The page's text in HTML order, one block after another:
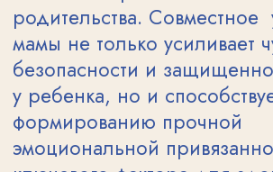
Паспорт одного из родителей
(законных представителей).
Свидетельство о рождении
ребёнка.
Справка об отсутствии контакта
с инфекционными больными
за последние 21 день.
Результаты анализов на яйца глист
и энтеробиоз.